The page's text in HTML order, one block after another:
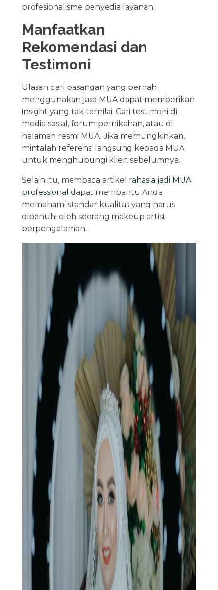
profesionalisme penyedia layanan.
Manfaatkan
Rekomendasi dan
Testimoni
Ulasan dari pasangan yang pernah
menggunakan jasa MUA dapat memberikan
insight yang tak ternilai. Cari testimoni di
media sosial, forum pernikahan, atau di
halaman resmi MUA. Jika memungkinkan,
mintalah referensi langsung kepada MUA
untuk menghubungi klien sebelumnya.
Selain itu, membaca artikel rahasia jadi MUA
professional dapat membantu Anda
memahami standar kualitas yang harus
dipenuhi oleh seorang makeup artist
berpengalaman.